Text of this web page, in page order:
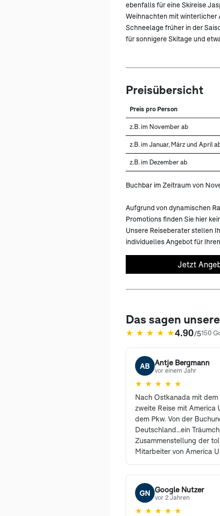
ebenfalls für eine Skireise
Weihnachten mit winterlicher
Schneelage früher in der
für sonnigere Skitage und
Preisübersicht
Preis pro Person
z.B. im November ab
z.B. im Januar, März und April
z.B. im Dezember ab
Buchbar im Zeitraum von
Aufgrund von dynamischen
Promotions finden Sie hier
Unsere Reiseberater stellen
individuelles Angebot für
Jetzt
Das sagen
★ ★ ★ ★ ★4.90/5150
(öffnet in neuem Tab)
AB Antje Bergmann
vor einem Jahr
★ ★ ★ ★ ★
Nach Ostkanada mit
zweite Reise mit America
dem Pkw. Von der
Deutschland...ein
Zusammenstellung der
Mitarbeiter von America
sehr freundlich
den Profis waren
können und werden
weiterempfehlen. Auch
GN Google Nutzer
vor 2 Jahren
★ ★ ★ ★ ★